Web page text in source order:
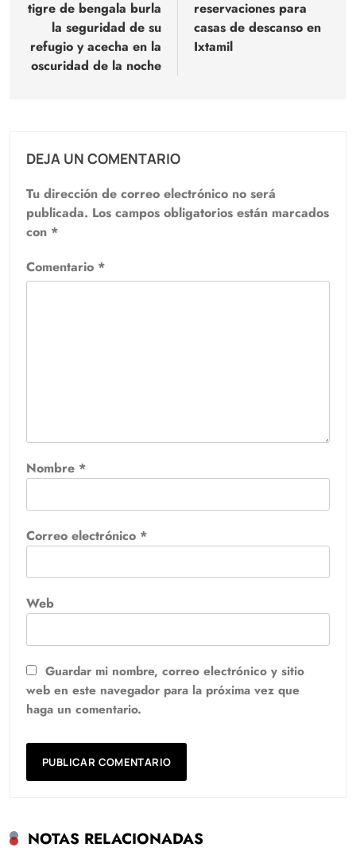
tigre de bengala burla
la seguridad de su
refugio y acecha en la
oscuridad de la noche
reservaciones para
casas de descanso en
Ixtamil
DEJA UN COMENTARIO
Tu dirección de correo electrónico no será
publicada. Los campos obligatorios están marcados
con *
Comentario *
Nombre *
Correo electrónico *
Web
Guardar mi nombre, correo electrónico y sitio
web en este navegador para la próxima vez que
haga un comentario.
NOTAS RELACIONADAS